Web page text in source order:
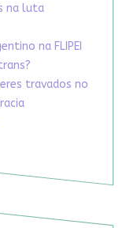
na luta
na FLIPEI
travados no